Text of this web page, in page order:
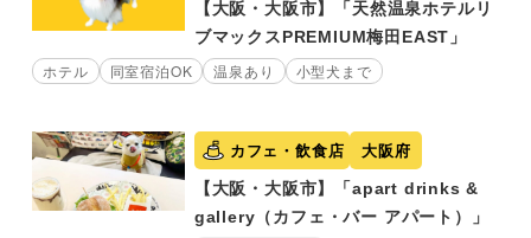
【大阪・大阪市】「天然温泉ホテルリ
ブマックスPREMIUM梅田EAST」
ホテル 同室宿泊OK 温泉あり 小型犬まで
カフェ・飲食店 大阪府
【大阪・大阪市】「apart drinks &
gallery（カフェ・バー アパート）」